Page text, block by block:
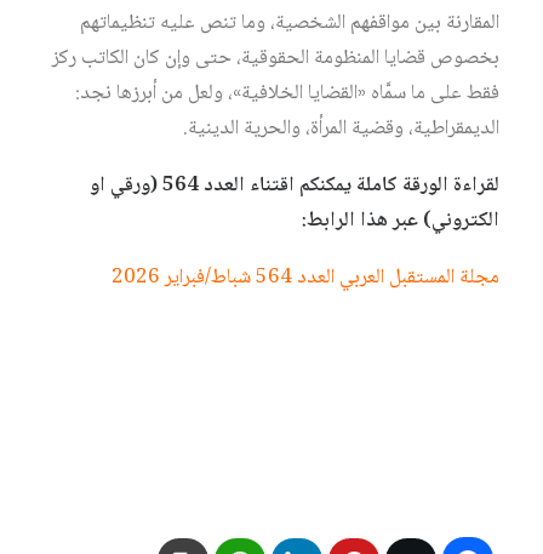
المقارنة بين مواقفهم الشخصية، وما تنص عليه تنظيماتهم
بخصوص قضايا المنظومة الحقوقية، حتى وإن كان الكاتب ركز
فقط على ما سمَّاه «القضايا الخلافية»، ولعل من أبرزها نجد:
الديمقراطية، وقضية المرأة، والحرية الدينية.
لقراءة الورقة كاملة يمكنكم اقتناء العدد 564 (ورقي او
الكتروني) عبر هذا الرابط:
مجلة المستقبل العربي العدد 564 شباط/فبراير 2026